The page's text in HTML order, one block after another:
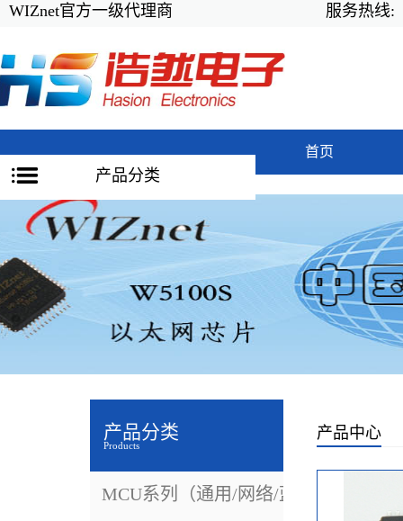
WIZnet官方一级代理商 服务热线:
产品分类
首页
产品分类
Products
MCU系列（通用/网络/蓝牙）
产品中心